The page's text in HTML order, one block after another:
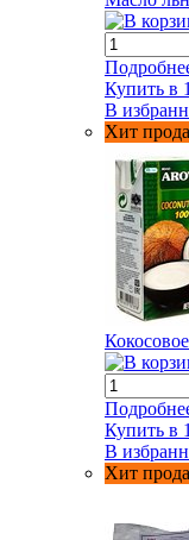
Купить в
В
Хит
Купить в
В
Хит